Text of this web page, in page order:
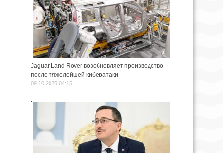
Jaguar Land Rover возобновляет производство
после тяжелейшей кибератаки
09.10.2025 04:15